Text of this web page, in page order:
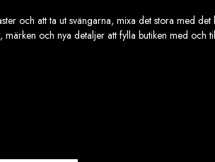
och att ta ut svängarna, mixa det stora med det
och nya detaljer att fylla butiken med och